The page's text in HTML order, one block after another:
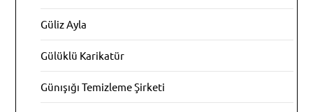
Güliz Ayla
Gülüklü Karikatür
Günışığı Temizleme Şirketi